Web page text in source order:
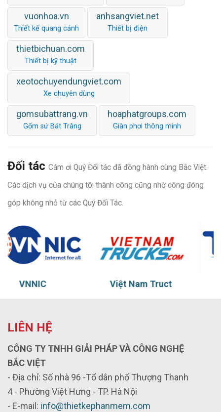
vuonhoa.vn
Thiết kế quang cảnh
anhsangviet.net
Thiết bị điện
thietbichuan.com
Thiết bị kỹ thuật
xeotochuyendungviet.com
Xe chuyên dùng
gomsubattrang.vn
Gốm sứ Bát Tràng
hoaphatgroups.com
Giàn phơi thông minh
Đối tác Cám ơi Quý Đối tác đã đồng hành cùng Bắc Việt.
Các dịch vụ của chúng tôi thành công cũng nhờ công đóng
góp không nhỏ từ các Quý Đối Tác.
Việt Nam Truct Thủy vũ
LIÊN HỆ
CÔNG TY TNHH GIẢI PHÁP VÀ CÔNG NGHỆ
BẮC VIỆT
- Địa chỉ: Số nhà 96 -Tổ dân phố Thượng Thanh
4 - Phường Việt Hưng - TP. Hà Nội
- E-mail: info@thietkephanmem.com